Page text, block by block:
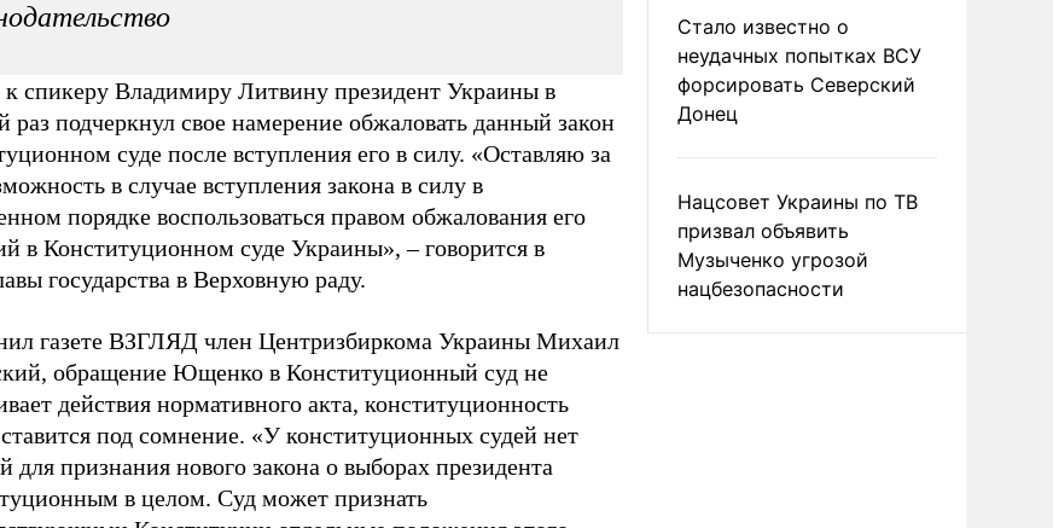
спикеру Владимиру Литвину президент Украины в
раз подчеркнул свое намерение обжаловать данный закон
cуде после вступления его в силу. «Оставляю за
в случае вступления закона в силу в
порядке воспользоваться правом обжалования его
в Конституционном cуде Украины», – говорится в
государства в Верховную раду.
газете ВЗГЛЯД член Центризбиркома Украины Михаил
обращение Ющенко в Конституционный суд не
действия нормативного акта, конституционность
под сомнение. «У конституционных судей нет
для признания нового закона о выборах президента
в целом. Суд может признать
Стало известно о
неудачных попытках ВСУ
форсировать Северский
Донец
Нацсовет Украины по ТВ
призвал объявить
Музыченко угрозой
нацбезопасности